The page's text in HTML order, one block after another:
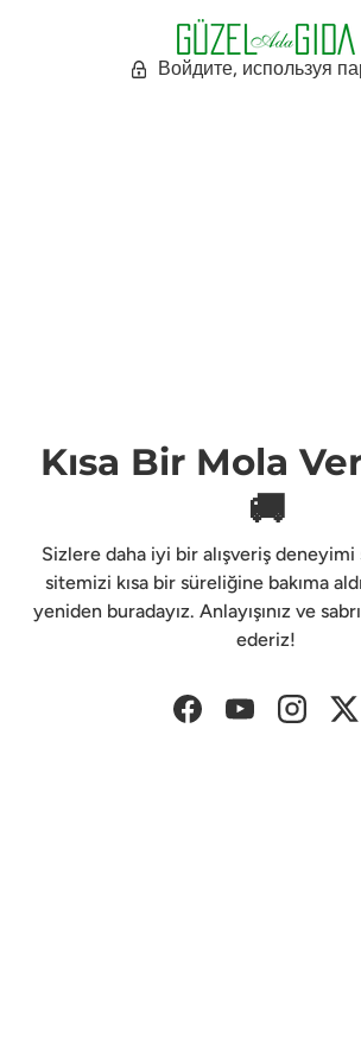
Войдите, используя
Kısa Bir Mola
🚚
Sizlere daha iyi bir alışveriş
sitemizi kısa bir süreliğine bakıma
yeniden buradayız. Anlayışınız ve
ederiz!
FacebookYouTube